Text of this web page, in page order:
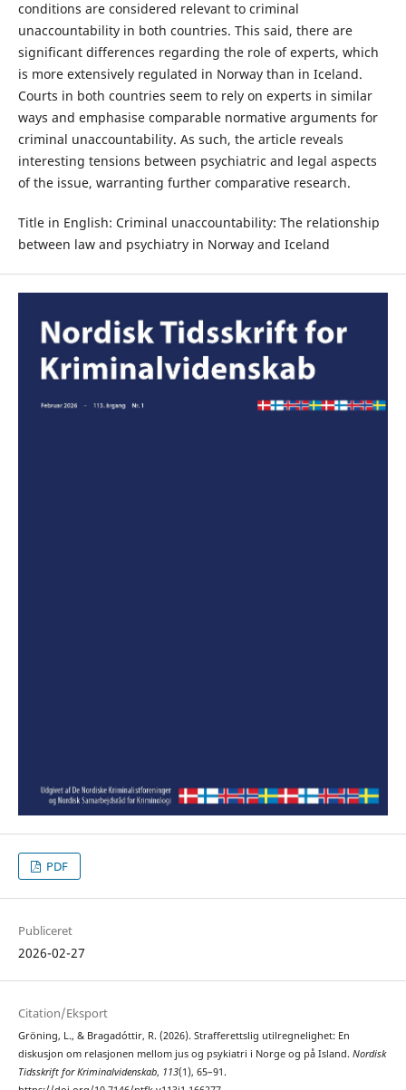
conditions are considered relevant to criminal
unaccountability in both countries. This said, there are
significant differences regarding the role of experts, which
is more extensively regulated in Norway than in Iceland.
Courts in both countries seem to rely on experts in similar
ways and emphasise comparable normative arguments for
criminal unaccountability. As such, the article reveals
interesting tensions between psychiatric and legal aspects
of the issue, warranting further comparative research.
Title in English: Criminal unaccountability: The relationship
between law and psychiatry in Norway and Iceland
PDF
Publiceret
2026-02-27
Citation/Eksport
Gröning, L., & Bragadóttir, R. (2026). Strafferettslig utilregnelighet: En
diskusjon om relasjonen mellom jus og psykiatri i Norge og på Island. Nordisk
Tidsskrift for Kriminalvidenskab, 113(1), 65–91.